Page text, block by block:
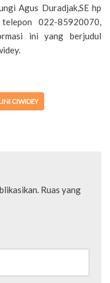
Agus Duradjak,SE hp
022-85920070,
ini yang berjudul
CIWIDEY
Ruas yang